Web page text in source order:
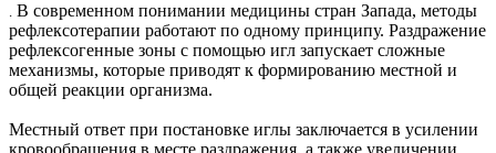
. В современном понимании медицины стран Запада, методы
рефлексотерапии работают по одному принципу. Раздражение
рефлексогенные зоны с помощью игл запускает сложные
механизмы, которые приводят к формированию местной и
общей реакции организма.
Местный ответ при постановке иглы заключается в усилении